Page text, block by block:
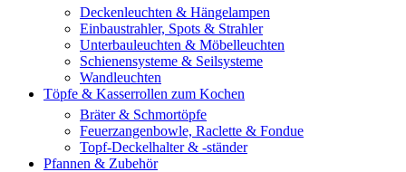
Deckenleuchten & Hängelampen
Einbaustrahler, Spots & Strahler
Unterbauleuchten & Möbelleuchten
Schienensysteme & Seilsysteme
Wandleuchten
Töpfe & Kasserrollen zum Kochen
Bräter & Schmortöpfe
Feuerzangenbowle, Raclette & Fondue
Topf-Deckelhalter & -ständer
Pfannen & Zubehör